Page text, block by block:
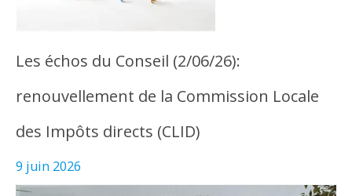
Les échos du Conseil (2/06/26):
renouvellement de la Commission Locale
des Impôts directs (CLID)
9 juin 2026